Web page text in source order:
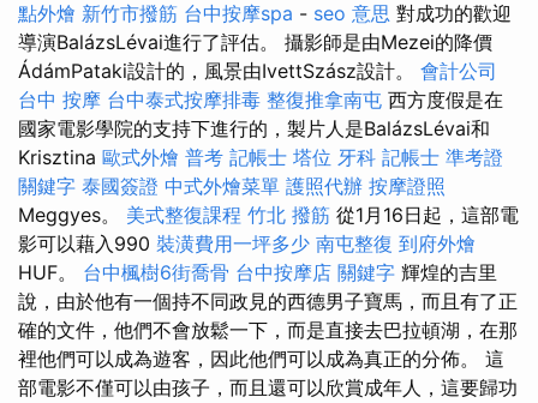
點外燴 新竹市撥筋 台中按摩spa - seo 意思 對成功的歡迎
導演BalázsLévai進行了評估。 攝影師是由Mezei的降價
ÁdámPataki設計的，風景由IvettSzász設計。 會計公司
台中 按摩 台中泰式按摩排毒 整復推拿南屯 西方度假是在
國家電影學院的支持下進行的，製片人是BalázsLévai和
Krisztina 歐式外燴 普考 記帳士 塔位 牙科 記帳士 準考證
關鍵字 泰國簽證 中式外燴菜單 護照代辦 按摩證照
Meggyes。 美式整復課程 竹北 撥筋 從1月16日起，這部電
影可以藉入990 裝潢費用一坪多少 南屯整復 到府外燴
HUF。 台中楓樹6街喬骨 台中按摩店 關鍵字 輝煌的吉里
說，由於他有一個持不同政見的西德男子寶馬，而且有了正
確的文件，他們不會放鬆一下，而是直接去巴拉頓湖，在那
裡他們可以成為遊客，因此他們可以成為真正的分佈。 這
部電影不僅可以由孩子，而且還可以欣賞成年人，這要歸功